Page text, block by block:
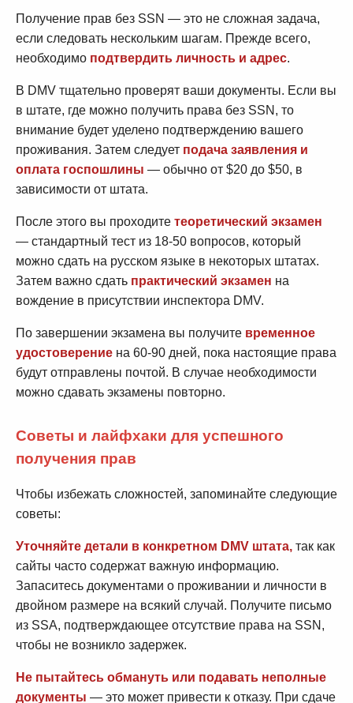
Получение прав без SSN — это не сложная задача,
если следовать нескольким шагам. Прежде всего,
необходимо подтвердить личность и адрес.
В DMV тщательно проверят ваши документы. Если вы
в штате, где можно получить права без SSN, то
внимание будет уделено подтверждению вашего
проживания. Затем следует подача заявления и
оплата госпошлины — обычно от $20 до $50, в
зависимости от штата.
После этого вы проходите теоретический экзамен
— стандартный тест из 18-50 вопросов, который
можно сдать на русском языке в некоторых штатах.
Затем важно сдать практический экзамен на
вождение в присутствии инспектора DMV.
По завершении экзамена вы получите временное
удостоверение на 60-90 дней, пока настоящие права
будут отправлены почтой. В случае необходимости
можно сдавать экзамены повторно.
Советы и лайфхаки для успешного
получения прав
Чтобы избежать сложностей, запоминайте следующие
советы:
Уточняйте детали в конкретном DMV штата, так как
сайты часто содержат важную информацию.
Запаситесь документами о проживании и личности в
двойном размере на всякий случай. Получите письмо
из SSA, подтверждающее отсутствие права на SSN,
чтобы не возникло задержек.
Не пытайтесь обмануть или подавать неполные
документы — это может привести к отказу. При сдаче